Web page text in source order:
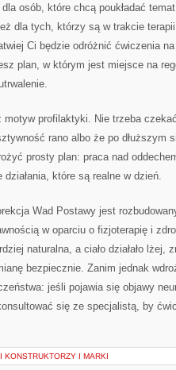
osób, które chcą poukładać
dla tych, którzy są w trakcie
Ci będzie odróżnić ćwiczenia
plan, w którym jest miejsce na
profilaktyki. Nie trzeba
rano albo że po dłuższym
prosty plan: praca nad
które są realne w dzień.
Wad Postawy jest
w oparciu o fizjoterapię i
naturalna, a ciało działało lżej,
bezpiecznie. Zanim jednak
jeśli pojawia się objawy
się ze specjalistą, by
KONSTRUKTORZY I MARKI